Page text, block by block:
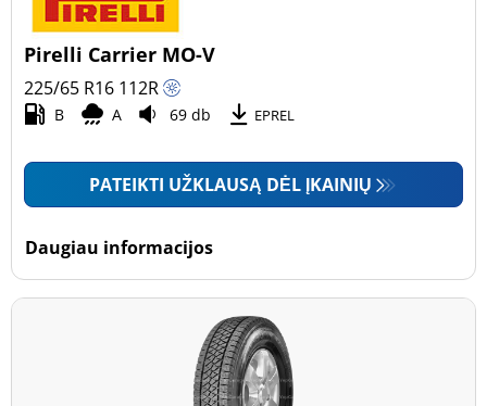
Pirelli Carrier MO-V
225/65 R16 112R
B A 69 db EPREL
PATEIKTI UŽKLAUSĄ DĖL ĮKAINIŲ
Daugiau informacijos